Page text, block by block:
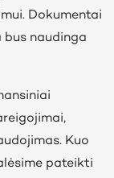
Dokumentai
naudinga
Kuo
pateikti